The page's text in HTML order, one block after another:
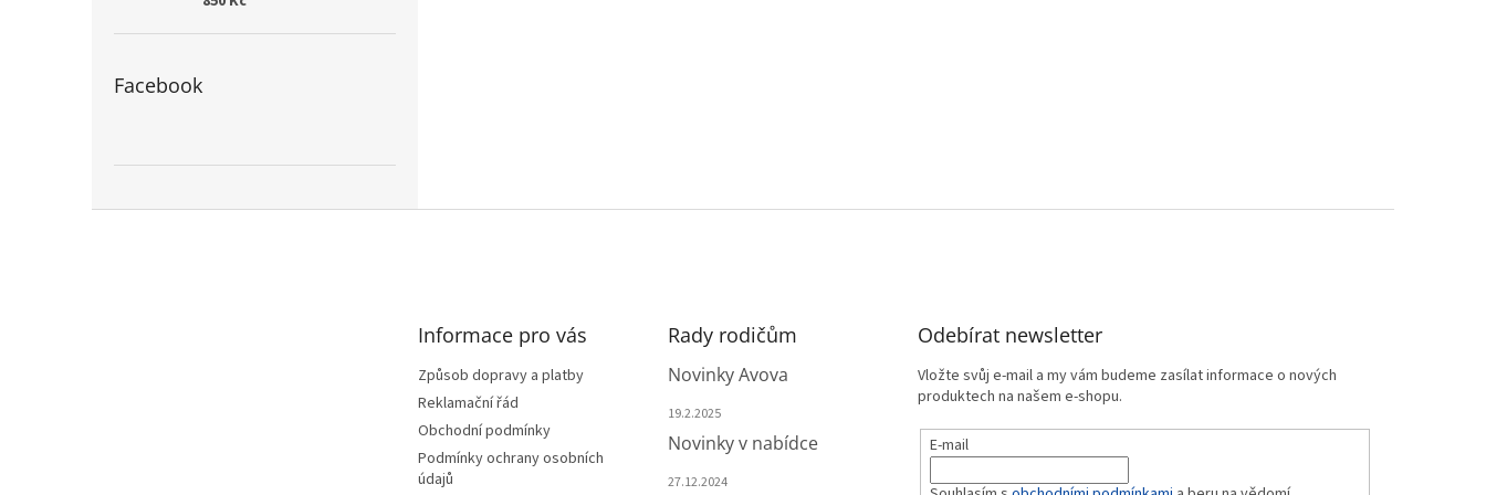
Facebook
Informace pro vás
Způsob dopravy a platby
Reklamační řád
Obchodní podmínky
Podmínky ochrany osobních
údajů
Rady rodičům
Novinky Avova
19.2.2025
Novinky v nabídce
27.12.2024
Odebírat newsletter
Vložte svůj e-mail a my vám budeme zasílat informace o nových
produktech na našem e-shopu.
E-mail